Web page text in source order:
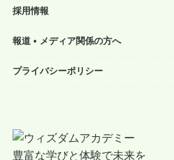
採用情報
報道 • メディア関係の方へ
プライバシーポリシー